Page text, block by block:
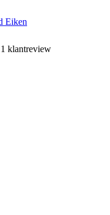
Eiken
klantreview